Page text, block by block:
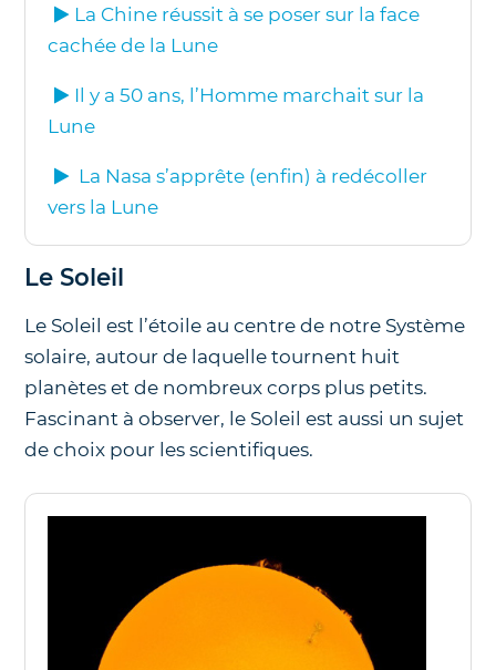
La Chine réussit à se poser sur la face
cachée de la Lune
Il y a 50 ans, l’Homme marchait sur la
Lune
La Nasa s’apprête (enfin) à redécoller
vers la Lune
Le Soleil
Le Soleil est l’étoile au centre de notre Système
solaire, autour de laquelle tournent huit
planètes et de nombreux corps plus petits.
Fascinant à observer, le Soleil est aussi un sujet
de choix pour les scientifiques.